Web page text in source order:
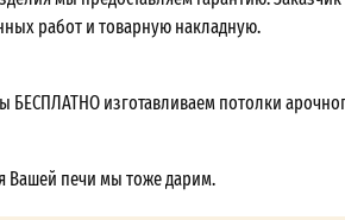
работ и товарную накладную.
БЕСПЛАТНО изготавливаем потолки
Вашей печи мы тоже дарим.